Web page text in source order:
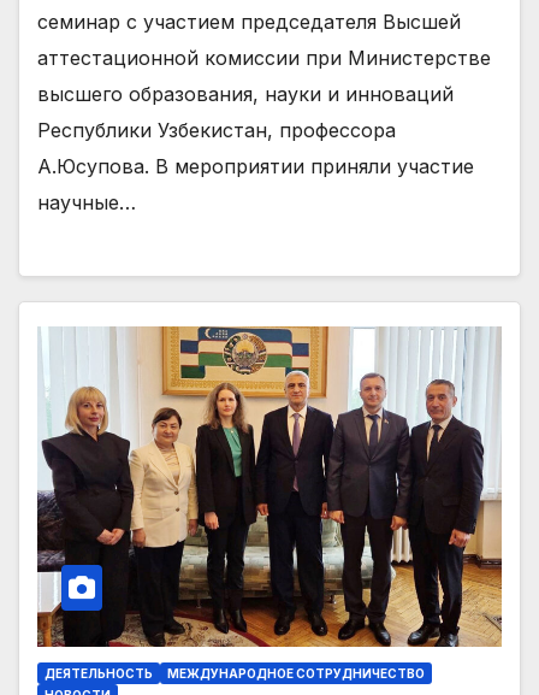
семинар с участием председателя Высшей
аттестационной комиссии при Министерстве
высшего образования, науки и инноваций
Республики Узбекистан, профессора
А.Юсупова. В мероприятии приняли участие
научные…
ДЕЯТЕЛЬНОСТЬ
МЕЖДУНАРОДНОЕ СОТРУДНИЧЕСТВО